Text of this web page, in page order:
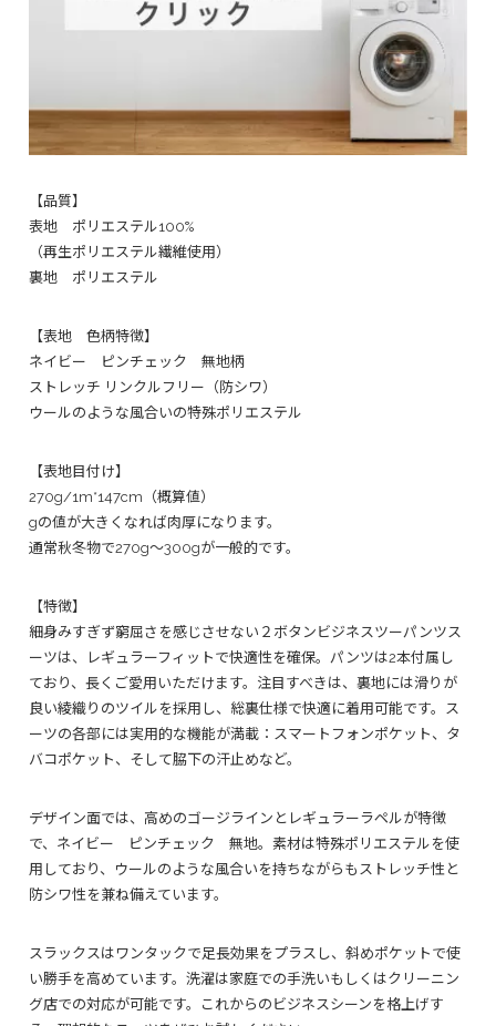
【品質】
表地 ポリエステル100%
（再生ポリエステル繊維使用）
裏地 ポリエステル
【表地 色柄特徴】
ネイビー ピンチェック 無地柄
ストレッチ リンクルフリー（防シワ）
ウールのような風合いの特殊ポリエステル
【表地目付け】
270g/1m*147cm（概算値）
gの値が大きくなれば肉厚になります。
通常秋冬物で270g～300gが一般的です。
【特徴】
細身みすぎず窮屈さを感じさせない２ボタンビジネスツーパンツス
ーツは、レギュラーフィットで快適性を確保。パンツは2本付属し
ており、長くご愛用いただけます。注目すべきは、裏地には滑りが
良い綾織りのツイルを採用し、総裏仕様で快適に着用可能です。ス
ーツの各部には実用的な機能が満載：スマートフォンポケット、タ
バコポケット、そして脇下の汗止めなど。
デザイン面では、高めのゴージラインとレギュラーラペルが特徴
で、ネイビー ピンチェック 無地。素材は特殊ポリエステルを使
用しており、ウールのような風合いを持ちながらもストレッチ性と
防シワ性を兼ね備えています。
スラックスはワンタックで足長効果をプラスし、斜めポケットで使
い勝手を高めています。洗濯は家庭での手洗いもしくはクリーニン
グ店での対応が可能です。これからのビジネスシーンを格上げす